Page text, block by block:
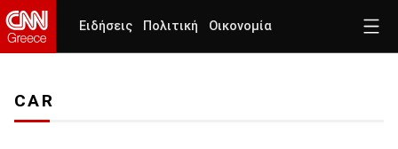
Ειδήσεις Πολιτική Οικονομία
CAR